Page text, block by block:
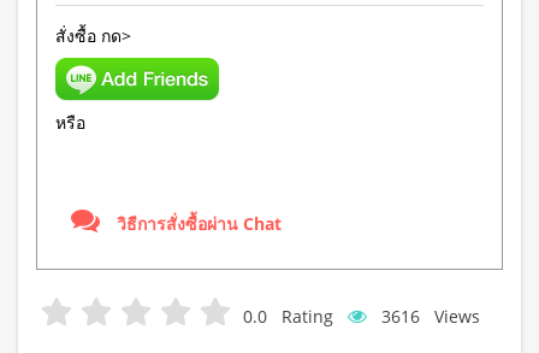
สั่งซื้อ กด>
หรือ
วิธีการสั่งซื้อผ่าน Chat
0.0 Rating 3616 Views